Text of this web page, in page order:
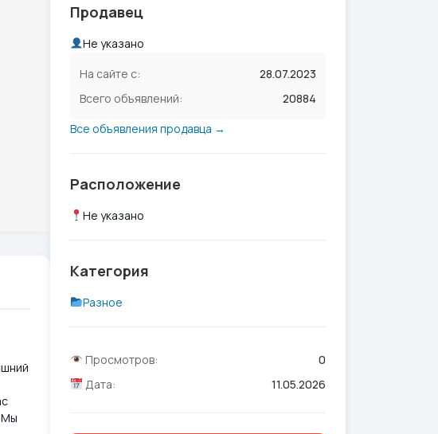
Мы
Продавец
Не указано
На сайте с:
28.07.2023
Всего объявлений:
20884
Все объявления продавца →
Расположение
Не указано
Категория
Разное
Просмотров:
0
Дата:
11.05.2026